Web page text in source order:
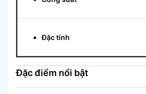
Đặc tính
Đặc điểm nổi bật